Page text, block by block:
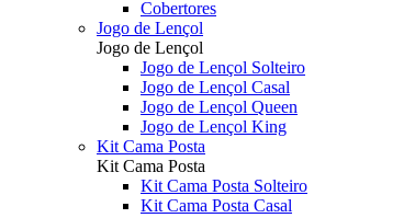
Cobertores
Jogo de Lençol
Jogo de Lençol
Jogo de Lençol Solteiro
Jogo de Lençol Casal
Jogo de Lençol Queen
Jogo de Lençol King
Kit Cama Posta
Kit Cama Posta
Kit Cama Posta Solteiro
Kit Cama Posta Casal